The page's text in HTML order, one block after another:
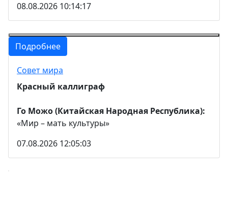
08.08.2026 10:14:17
Подробнее
Совет мира
Красный каллиграф
Го Можо (Китайская Народная Республика):
«Мир – мать культуры»
07.08.2026 12:05:03